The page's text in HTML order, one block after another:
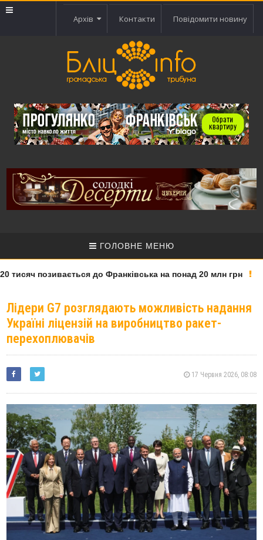
Архів Контакти Повідомити новину
ГОЛОВНЕ МЕНЮ
позивається до Франківська на понад 20 млн грн
Лідери G7 розглядають можливість надання
Україні ліцензій на виробництво ракет-
перехоплювачів
17 Червня 2026, 08:08